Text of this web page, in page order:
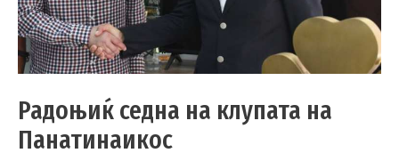
Радоњиќ седна на клупата на
Панатинаикос